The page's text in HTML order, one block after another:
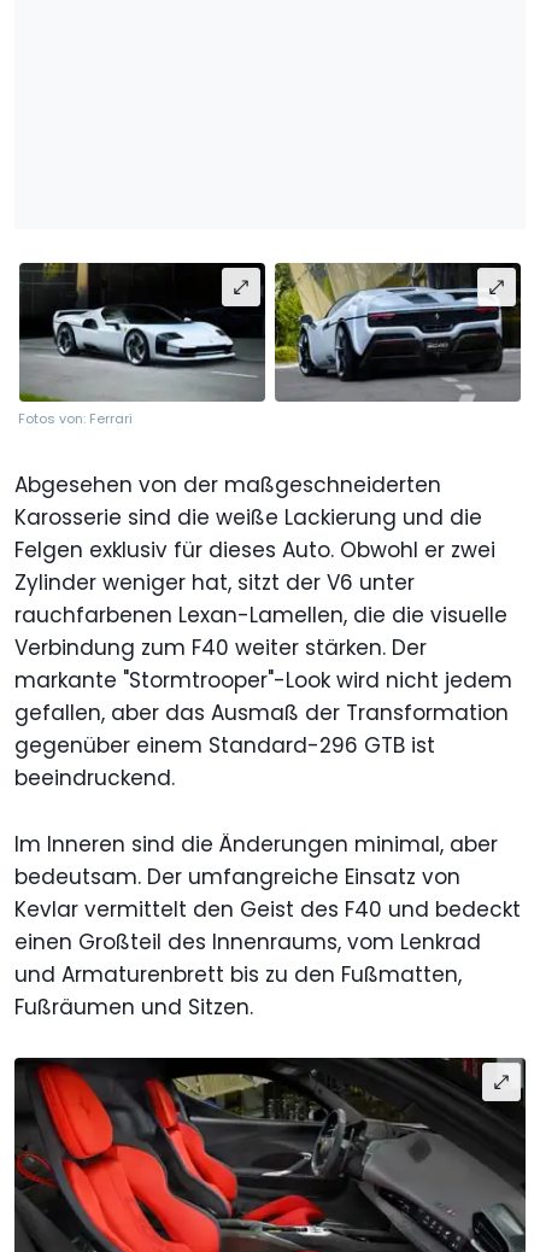
Fotos von: Ferrari
Abgesehen von der maßgeschneiderten
Karosserie sind die weiße Lackierung und die
Felgen exklusiv für dieses Auto. Obwohl er zwei
Zylinder weniger hat, sitzt der V6 unter
rauchfarbenen Lexan-Lamellen, die die visuelle
Verbindung zum F40 weiter stärken. Der
markante "Stormtrooper"-Look wird nicht jedem
gefallen, aber das Ausmaß der Transformation
gegenüber einem Standard-296 GTB ist
beeindruckend.
Im Inneren sind die Änderungen minimal, aber
bedeutsam. Der umfangreiche Einsatz von
Kevlar vermittelt den Geist des F40 und bedeckt
einen Großteil des Innenraums, vom Lenkrad
und Armaturenbrett bis zu den Fußmatten,
Fußräumen und Sitzen.